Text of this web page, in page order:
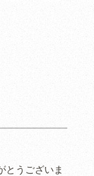
とうございま